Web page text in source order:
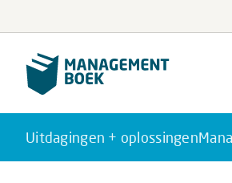
Uitdagingen + oplossingen